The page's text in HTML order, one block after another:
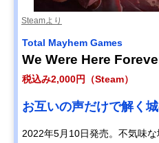
Steamより
Total Mayhem Games
We Were Here
税込み2,000円（Steam）
お互いの声だけで解く
2022年5月10日発売。不気味な